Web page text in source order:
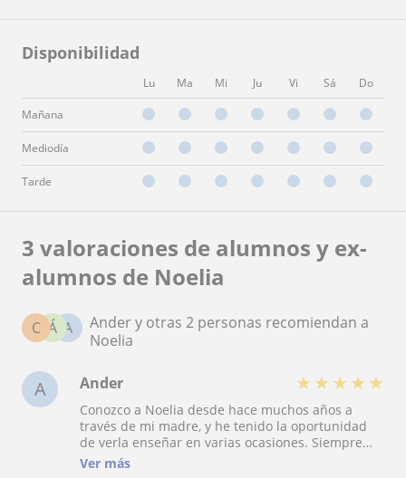
Disponibilidad
Lu Ma Mi Ju Vi Sá Do
Mañana
Mediodía
Tarde
3 valoraciones de alumnos y ex-
alumnos de Noelia
A
Á
C
Ander y otras 2 personas recomiendan a
Noelia
A Ander ★ ★ ★ ★ ★
Conozco a Noelia desde hace muchos años a
través de mi madre, y he tenido la oportunidad
de verla enseñar en varias ocasiones. Siempre
me ha impresionado su forma de dar clase: clara,
Ver más